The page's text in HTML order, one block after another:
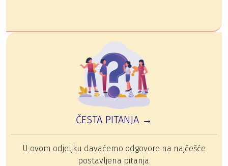
ČESTA PITANJA →
U ovom odjeljku davaćemo odgovore na najčešće
postavljena pitanja.